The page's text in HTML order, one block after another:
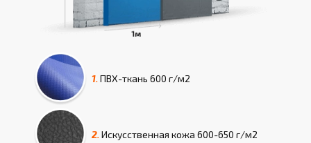
1. ПВХ-ткань 600 г/м2
2. Искусcтвенная кожа 600-650 г/м2